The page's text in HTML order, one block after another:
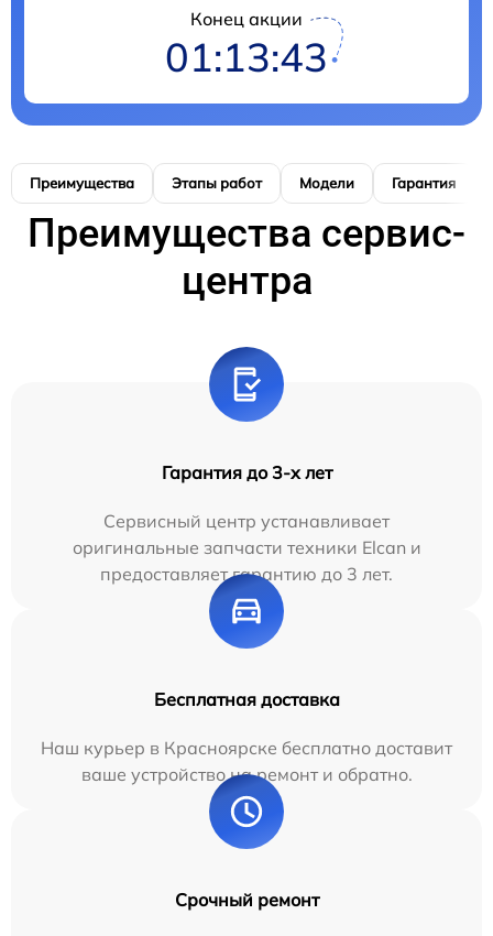
Конец акции
01:13:42
Преимущества Этапы работ Модели Гарантия
Преимущества сервис-
центра
Гарантия до 3-х лет
Сервисный центр устанавливает
оригинальные запчасти техники Elcan и
предоставляет гарантию до 3 лет.
Бесплатная доставка
Наш курьер в Красноярске бесплатно доставит
ваше устройство на ремонт и обратно.
Срочный ремонт